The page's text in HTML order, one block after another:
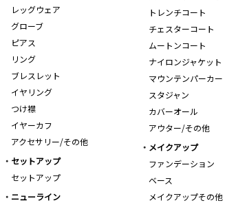
トレンチコート
チェスターコート
ムートンコート
ナイロンジャケット
マウンテンパーカー
スタジャン
カバーオール
アウター/その他
レッグウェア
グローブ
ピアス
リング
ブレスレット
イヤリング
つけ襟
イヤーカフ
アクセサリー/その他
メイクアップ
ファンデーション
ベース
メイクアップその他
セットアップ
セットアップ
ニューライン